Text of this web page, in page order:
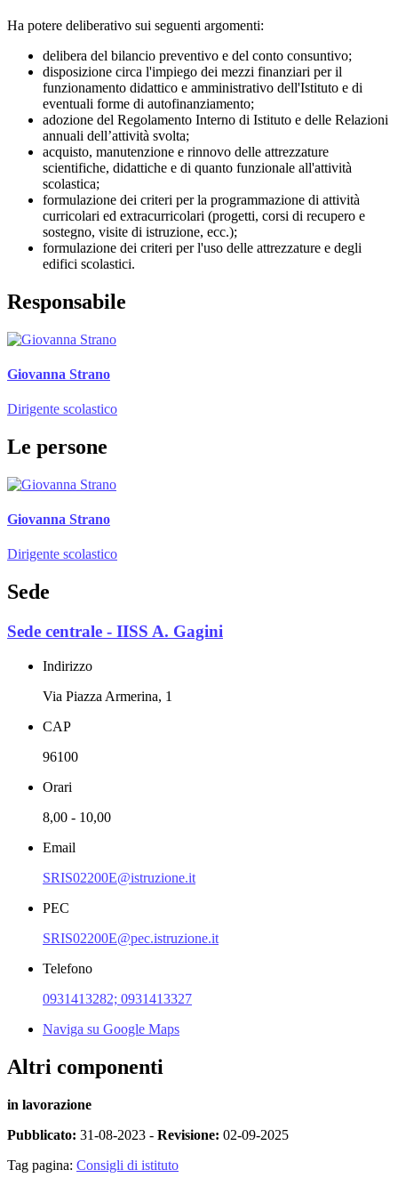
Ha potere deliberativo sui seguenti argomenti:
delibera del bilancio preventivo e del conto consuntivo;
disposizione circa l'impiego dei mezzi finanziari per il
funzionamento didattico e amministrativo dell'Istituto e di
eventuali forme di autofinanziamento;
adozione del Regolamento Interno di Istituto e delle Relazioni
annuali dell’attività svolta;
acquisto, manutenzione e rinnovo delle attrezzature
scientifiche, didattiche e di quanto funzionale all'attività
scolastica;
formulazione dei criteri per la programmazione di attività
curricolari ed extracurricolari (progetti, corsi di recupero e
sostegno, visite di istruzione, ecc.);
formulazione dei criteri per l'uso delle attrezzature e degli
edifici scolastici.
Responsabile
Giovanna Strano
Dirigente scolastico
Le persone
Giovanna Strano
Dirigente scolastico
Sede
Sede centrale - IISS A. Gagini
Indirizzo
Via Piazza Armerina, 1
CAP
96100
Orari
8,00 - 10,00
Email
SRIS02200E@istruzione.it
PEC
SRIS02200E@pec.istruzione.it
Telefono
0931413282; 0931413327
Naviga su Google Maps
Altri componenti
in lavorazione
Pubblicato: 31-08-2023 - Revisione: 02-09-2025
Tag pagina: Consigli di istituto